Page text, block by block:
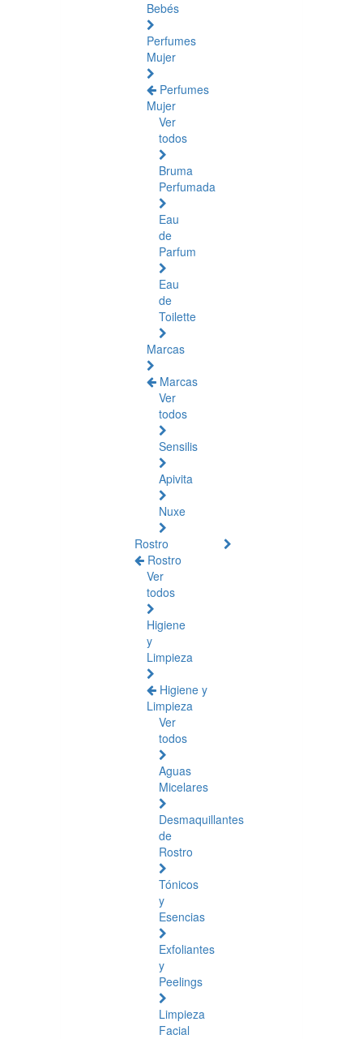
Bebés
Perfumes
Mujer
Perfumes
Mujer
Ver
todos
Bruma
Perfumada
Eau
de
Parfum
Eau
de
Toilette
Marcas
Marcas
Ver
todos
Sensilis
Apivita
Nuxe
Rostro
Rostro
Ver
todos
Higiene
y
Limpieza
Higiene y
Limpieza
Ver
todos
Aguas
Micelares
Desmaquillantes
de
Rostro
Tónicos
y
Esencias
Exfoliantes
y
Peelings
Limpieza
Facial